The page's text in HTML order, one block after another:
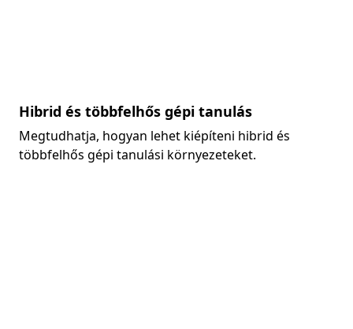
Hibrid és többfelhős gépi tanulás
Megtudhatja, hogyan lehet kiépíteni hibrid és
többfelhős gépi tanulási környezeteket.